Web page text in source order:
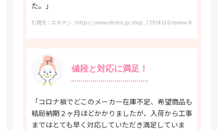
た。」
引用元：エキテン（https://www.ekiten.jp/shop_73924316/review/
値段と対応に満足！
「コロナ禍でどこのメーカー在庫不足、希望商品も
結局納期２ヶ月ほどかかりましたが、入荷から工事
まではとても早く対応していただき満足していま